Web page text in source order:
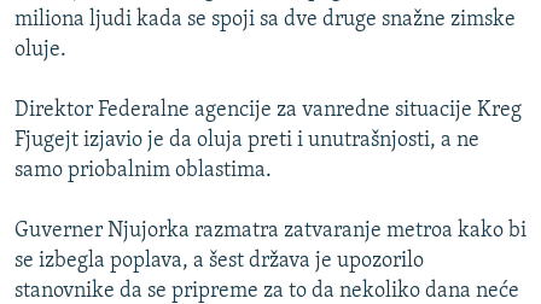
TV LIBERTY
POST SCRIPTUM
MOJA EVROPA
TRI DECENIJE OD RATA U BIH
NASTANAK I RASPAD JUGOSLAVIJE
Sve RFE/RL stranice
miliona ljudi kada se spoji sa dve druge snažne zimske
oluje.
Direktor Federalne agencije za vanredne situacije Kreg
Fjugejt izjavio je da oluja preti i unutrašnjosti, a ne
samo priobalnim oblastima.
Guverner Njujorka razmatra zatvaranje metroa kako bi
se izbegla poplava, a šest država je upozorilo
stanovnike da se pripreme za to da nekoliko dana neće